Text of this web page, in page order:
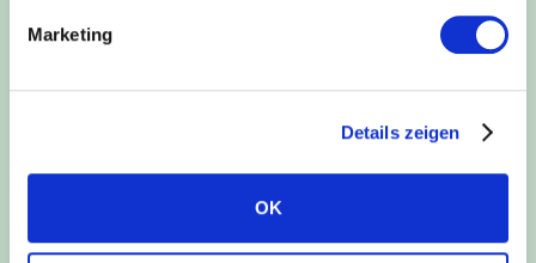
Marketing
Details zeigen
OK